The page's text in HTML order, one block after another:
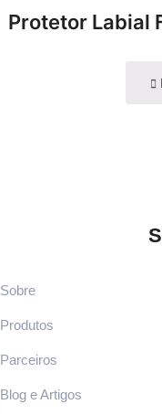
Protetor Labial
Sobre
Produtos
Parceiros
Blog e Artigos